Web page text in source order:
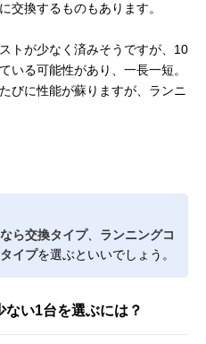
交換するものもあります。
トが少なく済みそうですが、10
いる可能性があり、一長一短。
びに性能が蘇りますが、ランニ
ら交換タイプ、 ランニングコ
イプを選ぶといいでしょう。
い1台を選ぶには？